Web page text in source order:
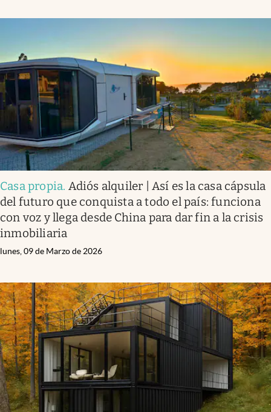
Casa propia. Adiós alquiler | Así es la casa cápsula
del futuro que conquista a todo el país: funciona
con voz y llega desde China para dar fin a la crisis
inmobiliaria
lunes, 09 de Marzo de 2026